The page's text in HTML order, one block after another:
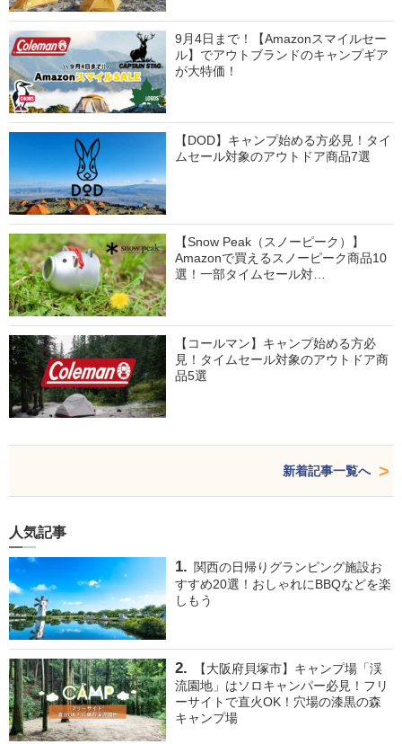
9月4日まで！【Amazonスマイルセー
ル】でアウトブランドのキャンプギア
が大特価！
【DOD】キャンプ始める方必見！タイ
ムセール対象のアウトドア商品7選
【Snow Peak（スノーピーク）】
Amazonで買えるスノーピーク商品10
選！一部タイムセール対…
【コールマン】キャンプ始める方必
見！タイムセール対象のアウトドア商
品5選
新着記事一覧へ
人気記事
関西の日帰りグランピング施設お
すすめ20選！おしゃれにBBQなどを楽
しもう
【大阪府貝塚市】キャンプ場「渓
流園地」はソロキャンパー必見！フリ
ーサイトで直火OK！穴場の漆黒の森
キャンプ場